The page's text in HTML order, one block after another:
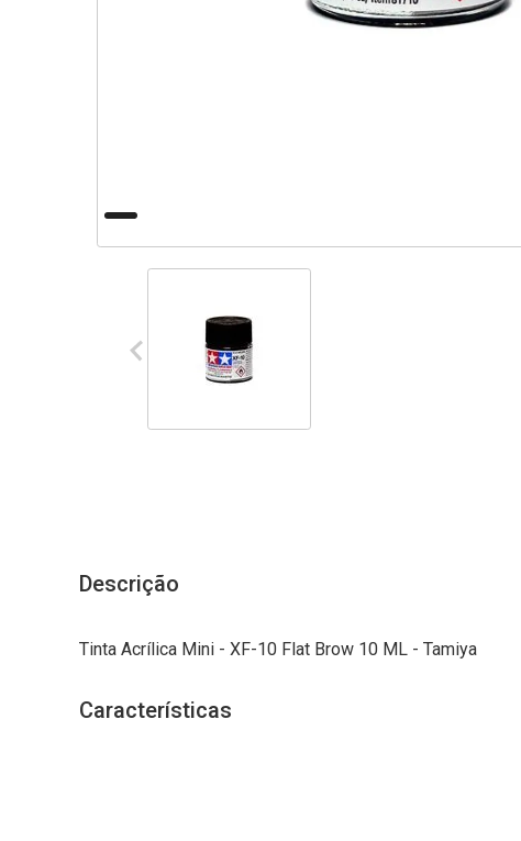
Descrição
Tinta Acrílica Mini - XF-10 Flat Brow 10 ML - Tamiya
Características